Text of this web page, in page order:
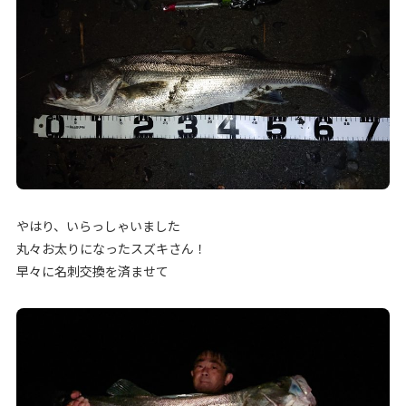
やはり、いらっしゃいました
丸々お太りになったスズキさん！
早々に名刺交換を済ませて